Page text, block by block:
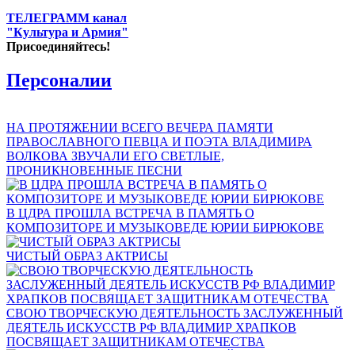
ТЕЛЕГРАММ канал
"Культура и Армия"
Присоединяйтесь!
Персоналии
НА ПРОТЯЖЕНИИ ВСЕГО ВЕЧЕРА ПАМЯТИ
ПРАВОСЛАВНОГО ПЕВЦА И ПОЭТА ВЛАДИМИРА
ВОЛКОВА ЗВУЧАЛИ ЕГО СВЕТЛЫЕ,
ПРОНИКНОВЕННЫЕ ПЕСНИ
В ЦДРА ПРОШЛА ВСТРЕЧА В ПАМЯТЬ О
КОМПОЗИТОРЕ И МУЗЫКОВЕДЕ ЮРИИ БИРЮКОВЕ
ЧИСТЫЙ ОБРАЗ АКТРИСЫ
СВОЮ ТВОРЧЕСКУЮ ДЕЯТЕЛЬНОСТЬ ЗАСЛУЖЕННЫЙ
ДЕЯТЕЛЬ ИСКУССТВ РФ ВЛАДИМИР ХРАПКОВ
ПОСВЯЩАЕТ ЗАЩИТНИКАМ ОТЕЧЕСТВА